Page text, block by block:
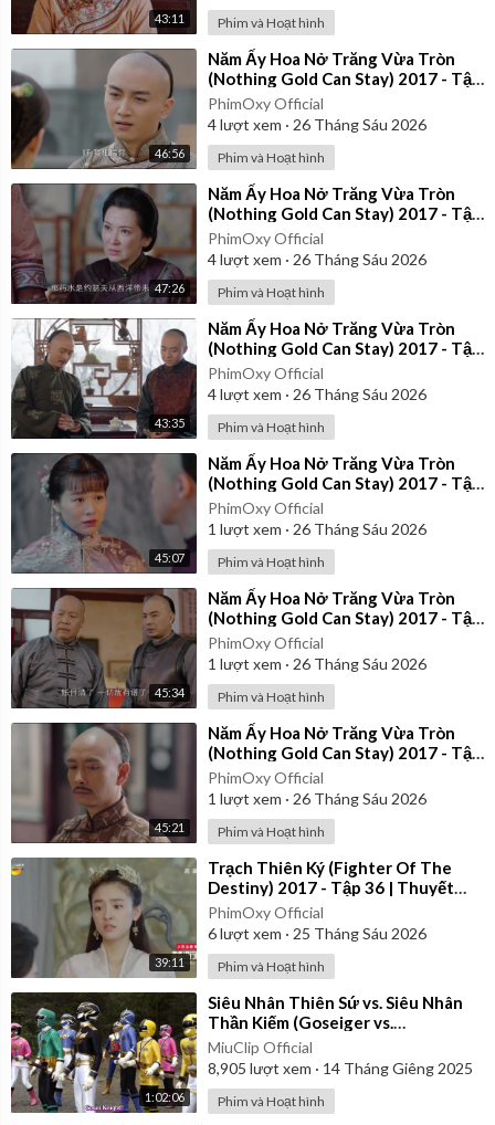
43:11 Phim và Hoạt hình
46:56
⁣Năm Ấy Hoa Nở Trăng Vừa Tròn
(Nothing Gold Can Stay) 2017 - Tập
37 | Thuyết Minh
PhimOxy Official
4lượt xem · 26 Tháng Sáu 2026
Phim và Hoạt hình
47:26
⁣Năm Ấy Hoa Nở Trăng Vừa Tròn
(Nothing Gold Can Stay) 2017 - Tập
21 | Thuyết Minh
PhimOxy Official
4lượt xem · 26 Tháng Sáu 2026
Phim và Hoạt hình
43:35
⁣Năm Ấy Hoa Nở Trăng Vừa Tròn
(Nothing Gold Can Stay) 2017 - Tập
26 | Thuyết Minh
PhimOxy Official
4lượt xem · 26 Tháng Sáu 2026
Phim và Hoạt hình
45:07
⁣Năm Ấy Hoa Nở Trăng Vừa Tròn
(Nothing Gold Can Stay) 2017 - Tập
35 | Thuyết Minh
PhimOxy Official
1 lượt xem · 26 Tháng Sáu 2026
Phim và Hoạt hình
45:34
⁣Năm Ấy Hoa Nở Trăng Vừa Tròn
(Nothing Gold Can Stay) 2017 - Tập
24 | Thuyết Minh
PhimOxy Official
1 lượt xem · 26 Tháng Sáu 2026
Phim và Hoạt hình
45:21
⁣Năm Ấy Hoa Nở Trăng Vừa Tròn
(Nothing Gold Can Stay) 2017 - Tập
39 | Thuyết Minh
PhimOxy Official
1 lượt xem · 26 Tháng Sáu 2026
Phim và Hoạt hình
39:11
⁣Trạch Thiên Ký (Fighter Of The
Destiny) 2017 - Tập 36 | Thuyết
Minh
PhimOxy Official
6lượt xem · 25 Tháng Sáu 2026
Phim và Hoạt hình
1:02:06
⁣Siêu Nhân Thiên Sứ vs. Siêu Nhân
Thần Kiếm (Goseiger vs.
Shinkenger) | Vietsub
MiuClip Official
8,905 lượt xem · 14 Tháng Giêng 2025
Phim và Hoạt hình